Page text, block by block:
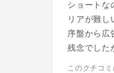
ショート
リアが難し
序盤から広
残念でした
このクチコ